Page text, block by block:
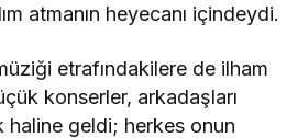
atmanın heyecanı içindeydi.
etrafındakilere de ilham
konserler, arkadaşları
haline geldi; herkes onun